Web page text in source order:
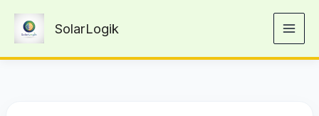
contenu
SolarLogik